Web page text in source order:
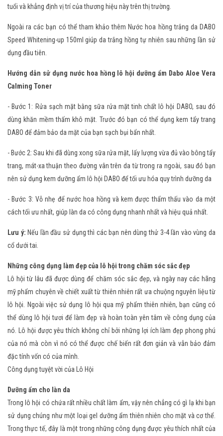
tuổi và khẳng định vị trí của thương hiệu này trên thị trường.
Ngoài ra các bạn có thể tham khảo thêm Nước hoa hồng trắng da DABO
Speed Whitening-up 150ml giúp da trắng hồng tự nhiên sau những lần sử
dụng đầu tiên.
Hướng dẫn sử dụng nước hoa hồng lô hội dưỡng ẩm Dabo Aloe Vera
Calming Toner
- Bước 1: Rửa sạch mặt bằng sữa rửa mặt tinh chất lô hội DABO, sau đó
dùng khăn mềm thấm khô mặt. Trước đó bạn có thể dụng kem tẩy trang
DABO để đảm bảo da mặt của bạn sạch bụi bẩn nhất.
- Bước 2: Sau khi đã dùng xong sữa rửa mặt, lấy lượng vừa đủ vào bông tẩy
trang, mát-xa thuận theo đường vân trên da từ trong ra ngoài, sau đó bạn
nên sử dụng kem dưỡng ẩm lô hội DABO để tối ưu hóa quy trình dưỡng da
- Bước 3: Vỗ nhẹ để nước hoa hồng và kem được thẩm thấu vào da một
cách tối ưu nhất, giúp làn da có công dụng nhanh nhất và hiệu quả nhất.
Lưu ý: Nếu lần đầu sử dụng thì các bạn nên dùng thử 3-4 lần vào vùng da
cổ dưới tai.
Những công dụng làm đẹp của lô hội trong chăm sóc sắc đẹp
Lô hội từ lâu đã được dùng để chăm sóc sắc đẹp, và ngày nay các hãng
mỹ phẩm chuyên về chiết xuất từ thiên nhiên rất ưa chuộng nguyên liệu từ
lô hội. Ngoài việc sử dụng lô hội qua mỹ phẩm thiên nhiên, bạn cũng có
thể dùng lô hội tươi để làm đẹp và hoàn toàn yên tâm về công dụng của
nó. Lô hội được yêu thích không chỉ bởi những lợi ích làm đẹp phong phú
của nó mà còn vì nó có thể được chế biến rất đơn giản và vẫn bảo đảm
đặc tính vốn có của mình.
Công dụng tuyệt vời của Lô Hội
Dưỡng ẩm cho làn da
Trong lô hội có chứa rất nhiều chất làm ẩm, vậy nên chẳng có gì lạ khi bạn
sử dụng chúng như một loại gel dưỡng ẩm thiên nhiên cho mặt và cơ thể.
Trong thực tế, đây là một trong những công dụng được yêu thích nhất của